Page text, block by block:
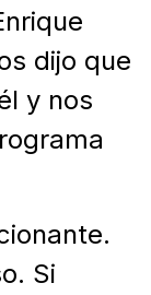
dijo que
y nos
Si